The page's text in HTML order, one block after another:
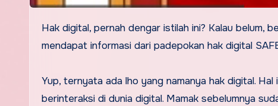
Hak digital, pernah dengar istilah ini? Kalau belum, berarti kita sama hehehe…. Mamak baru kenal istilah ini setelah
mendapat informasi dari padepokan hak digital
Yup, ternyata ada lho yang namanya hak digital.
berinteraksi di dunia digital. Mamak sebelumnya